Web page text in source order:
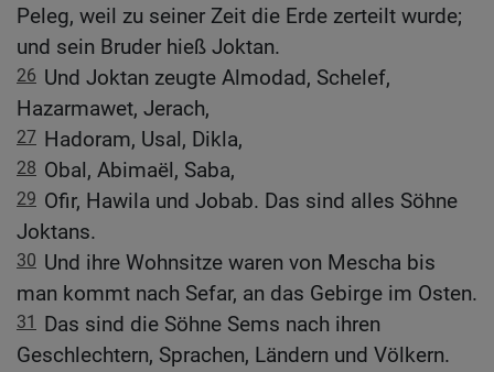
Peleg, weil zu seiner Zeit die Erde zerteilt wurde;
und sein Bruder hieß Joktan.
26 Und Joktan zeugte Almodad, Schelef,
Hazarmawet, Jerach,
27 Hadoram, Usal, Dikla,
28 Obal, Abimaël, Saba,
29 Ofir, Hawila und Jobab. Das sind alles Söhne
Joktans.
30 Und ihre Wohnsitze waren von Mescha bis
man kommt nach Sefar, an das Gebirge im Osten.
31
Das sind die Söhne Sems nach ihren
Geschlechtern, Sprachen, Ländern und Völkern.